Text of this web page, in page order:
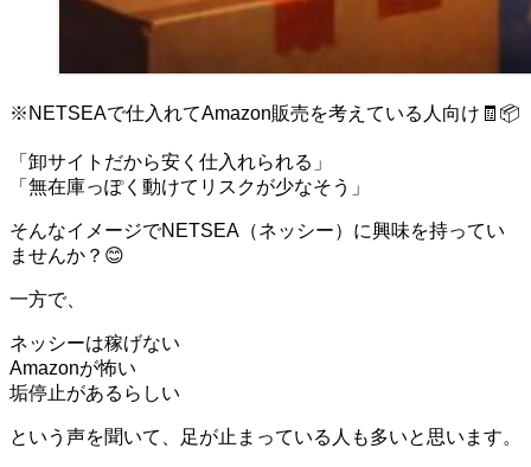
※NETSEAで仕入れてAmazon販売を考えている人向け🧾📦
「卸サイトだから安く仕入れられる」
「無在庫っぽく動けてリスクが少なそう」
そんなイメージでNETSEA（ネッシー）に興味を持ってい
ませんか？😊
一方で、
ネッシーは稼げない
Amazonが怖い
垢停止があるらしい
という声を聞いて、足が止まっている人も多いと思います。